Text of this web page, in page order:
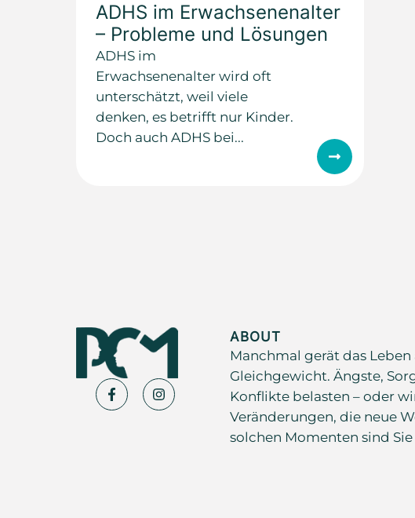
ADHS im Erwachsenenalter
– Probleme und Lösungen
ADHS im
Erwachsenenalter wird oft
unterschätzt, weil viele
denken, es betrifft nur Kinder.
Doch auch ADHS bei...
ABOUT
Manchmal gerät das Leben
Gleichgewicht. Ängste,
Konflikte belasten – oder
Veränderungen, die neue
solchen Momenten sind